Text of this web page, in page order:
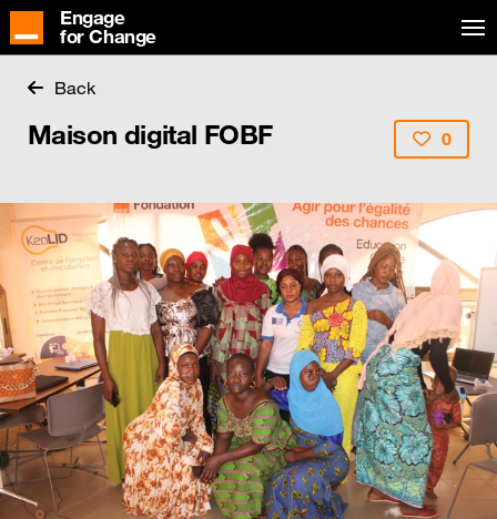
Engage
for Change
Back
Maison digital FOBF 0